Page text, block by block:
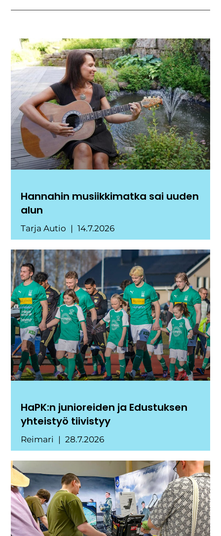
Hannahin musiikkimatka sai uuden
alun
Tarja Autio 14.7.2026
HaPK:n junioreiden ja Edustuksen
yhteistyö tiivistyy
Reimari 28.7.2026